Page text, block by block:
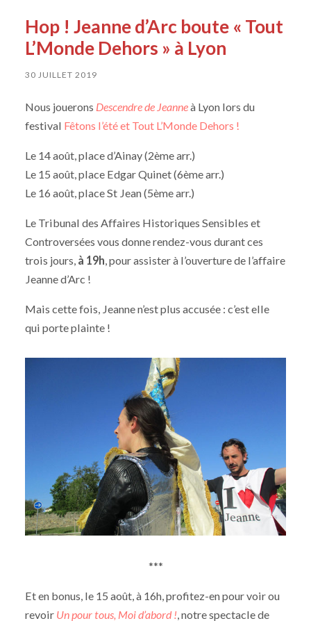
Hop ! Jeanne d’Arc boute « Tout
L’Monde Dehors » à Lyon
30 JUILLET 2019
Nous jouerons Descendre de Jeanneà Lyon lors du
festival Fêtons l’été et Tout L’Monde Dehors !
Le 14 août, place d’Ainay (2ème arr.)
Le 15 août, place Edgar Quinet (6ème arr.)
Le 16 août, place St Jean (5ème arr.)
Le Tribunal des Affaires Historiques Sensibles et
Controversées vous donne rendez-vous durant ces
trois jours, à 19h , pour assister à l’ouverture de l’affaire
Jeanne d’Arc !
Mais cette fois, Jeanne n’est plus accusée : c’est elle
qui porte plainte !
***
Et en bonus, le 15 août, à 16h, profitez-en pour voir ou
revoir Un pour tous, Moi d’abord !, notre spectacle de